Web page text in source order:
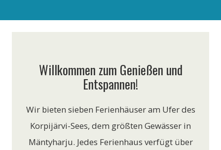
Willkommen zum Genießen und
Entspannen!
Wir bieten sieben Ferienhäuser am Ufer des
Korpijärvi-Sees, dem größten Gewässer in
Mäntyharju. Jedes Ferienhaus verfügt über